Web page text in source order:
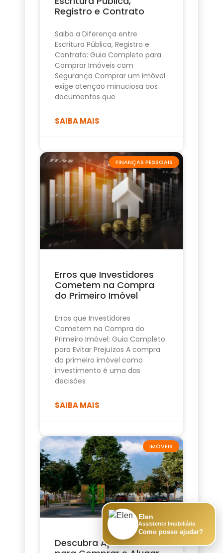
Registro e Contrato
Saiba a Diferença entre
Escritura Pública, Registro e
Contrato: Guia Completo para
Comprar Imóveis com
Segurança Comprar um imóvel
exige atenção minuciosa aos
documentos que
SAIBA MAIS
FINANÇAS PESSOAIS
Erros que Investidores
Cometem na Compra
do Primeiro Imóvel
Erros que Investidores
Cometem na Compra do
Primeiro Imóvel: Guia Completo
para Evitar Prejuízos A compra
do primeiro imóvel como
investimento é uma das
decisões
SAIBA MAIS
IMÓVEIS
Descubra Apartamento
Elen
Assistente Imobiliária
Como posso ajudar?